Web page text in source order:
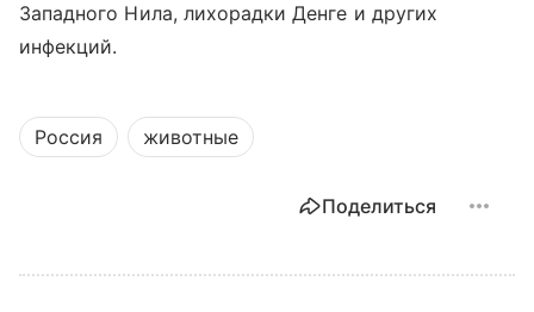
Западного Нила, лихорадки Денге и других
инфекций.
Россия животные
Поделиться